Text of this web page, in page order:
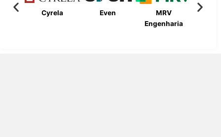
Cyrela Even
MRV
Engenharia